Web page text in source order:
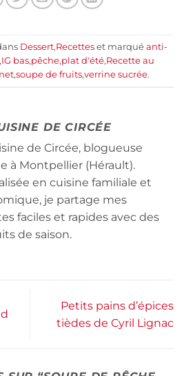
Dessert,Recetteset marqué anti-
IG bas,pêche,plat d'été,Recette au
,soupe de fruits,verrine sucrée.
DE CIRCÉE
de Circée, blogueuse
à Montpellier (Hérault).
en cuisine familiale et
je partage mes
faciles et rapides avec des
de saison.
Petits pains d’épices
tièdes de Cyril Lignac